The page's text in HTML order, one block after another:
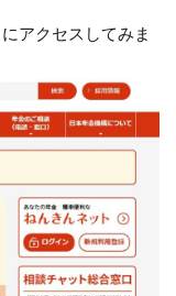
アクセスしてみま